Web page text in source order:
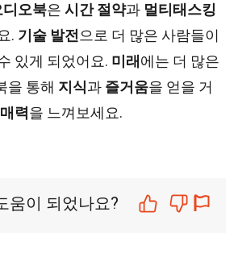
디오북은 시간 절약과 멀티태스킹
. 기술 발전 으로 더 많은 사람들이
있게 되었어요. 미래 에는 더 많은
을 통해 지식과 즐거움을 얻을 거
매력을 느껴보세요.
움이 되었나요?